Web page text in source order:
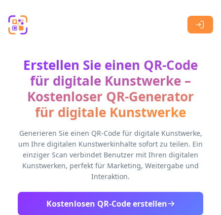
Erstellen Sie einen QR-Code
für digitale Kunstwerke –
Kostenloser QR-Generator
für digitale Kunstwerke
Generieren Sie einen QR-Code für digitale Kunstwerke,
um Ihre digitalen Kunstwerkinhalte sofort zu teilen. Ein
einziger Scan verbindet Benutzer mit Ihren digitalen
Kunstwerken, perfekt für Marketing, Weitergabe und
Interaktion.
Kostenlosen QR-Code erstellen